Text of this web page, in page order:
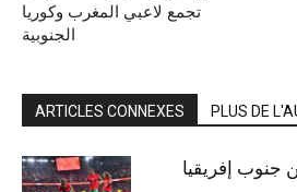
تجمع لاعبي المغرب وكوريا
الجنوبية
ARTICLES CONNEXES PLUS DE
جنوب إفريقيا